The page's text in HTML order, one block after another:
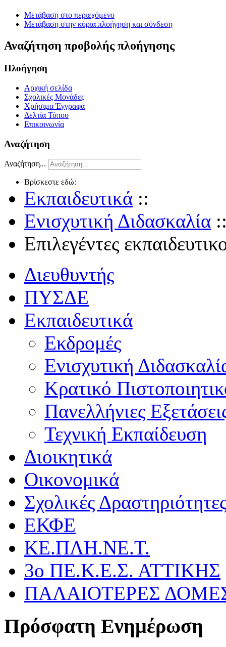
Μετάβαση στο περιεχόμενο
Μετάβαση στην κύρια πλοήγηση και σύνδεση
Αναζήτηση προβολής πλοήγησης
Πλοήγηση
Αρχική σελίδα
Σχολικές Μονάδες
Χρήσιμα Έγγραφα
Δελτία Τύπου
Επικοινωνία
Αναζήτηση
Αναζήτηση...
Βρίσκεστε εδώ:
Εκπαιδευτικά ::
Ενισχυτική Διδασκαλία
Επιλεγέντες
Διευθυντής
ΠΥΣΔΕ
Εκπαιδευτικά
Εκδρομές
Ενισχυτική
Κρατικό
Πανελλήνιες
Τεχνική Εκπαίδευση
Διοικητικά
Οικονομικά
Σχολικές
ΕΚΦΕ
ΚΕ.ΠΛΗ.ΝΕ.Τ.
3ο ΠΕ.Κ.Ε.Σ. ΑΤΤΙΚΗΣ
ΠΑΛΑΙΟΤΕΡΕΣ
Πρόσφατη Ενημέρωση